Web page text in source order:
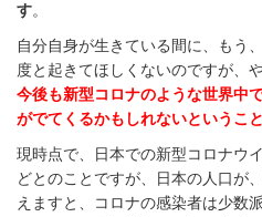
す。
自分自身が生きている間に、もう
度と起きてほしくないのですが、
今後も新型コロナのような世界中
がでてくるかもしれないというこ
現時点で、日本での新型コロナウ
どとのことですが、日本の人口が
えますと、コロナの感染者は少数